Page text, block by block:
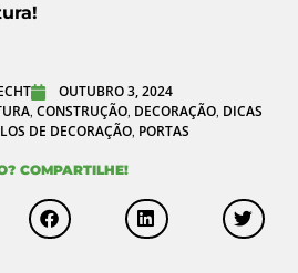
OUTUBRO 3, 2024
, CONSTRUÇÃO, DECORAÇÃO, DICAS
DE DECORAÇÃO, PORTAS
COMPARTILHE!